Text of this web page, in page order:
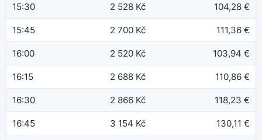
15:30 2 528 Kč 104,28 €
15:45 2 700 Kč 111,36 €
16:00 2 520 Kč 103,94 €
16:15 2 688 Kč 110,86 €
16:30 2 866 Kč 118,23 €
16:45 3 154 Kč 130,11 €